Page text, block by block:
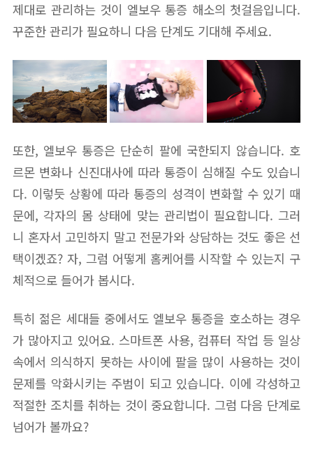
제대로 관리하는 것이 엘보우 통증 해소의 첫걸음입니다.
꾸준한 관리가 필요하니 다음 단계도 기대해 주세요.
또한, 엘보우 통증은 단순히 팔에 국한되지 않습니다. 호
르몬 변화나 신진대사에 따라 통증이 심해질 수도 있습니
다. 이렇듯 상황에 따라 통증의 성격이 변화할 수 있기 때
문에, 각자의 몸 상태에 맞는 관리법이 필요합니다. 그러
니 혼자서 고민하지 말고 전문가와 상담하는 것도 좋은 선
택이겠죠? 자, 그럼 어떻게 홈케어를 시작할 수 있는지 구
체적으로 들어가 봅시다.
특히 젊은 세대들 중에서도 엘보우 통증을 호소하는 경우
가 많아지고 있어요. 스마트폰 사용, 컴퓨터 작업 등 일상
속에서 의식하지 못하는 사이에 팔을 많이 사용하는 것이
문제를 악화시키는 주범이 되고 있습니다. 이에 각성하고
적절한 조치를 취하는 것이 중요합니다. 그럼 다음 단계로
넘어가 볼까요?